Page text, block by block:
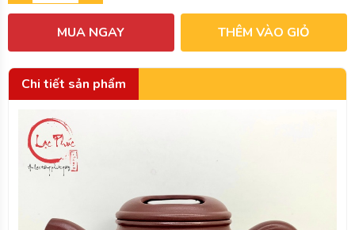
MUA NGAY THÊM VÀO GIỎ
Chi tiết sản phẩm